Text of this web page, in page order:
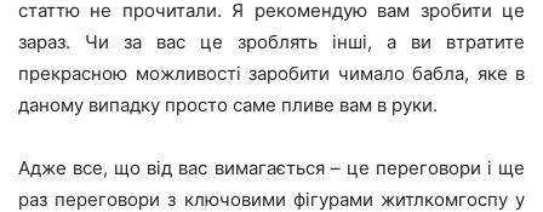
статтю не прочитали. Я рекомендую вам зробити це
зараз. Чи за вас це зроблять інші, а ви втратите
прекрасною можливості заробити чимало бабла, яке в
даному випадку просто саме пливе вам в руки.
Адже все, що від вас вимагається – це переговори і ще
раз переговори з ключовими фігурами житлкомгоспу у